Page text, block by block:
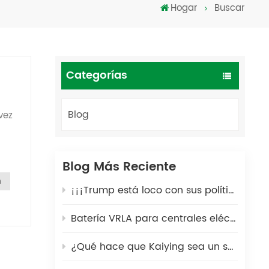
Türkçe
Hogar Buscar
Categorías
Blog
Blog Más Reciente
¡¡¡Trump está loco con sus políticas arancelarias!!!
Batería VRLA para centrales eléctricas portátiles: una solución energética segura y duradera para exteriores
¿Qué hace que Kaiying sea un socio global de confianza en la fabricación de baterías de plomo-ácido durante 25 años?